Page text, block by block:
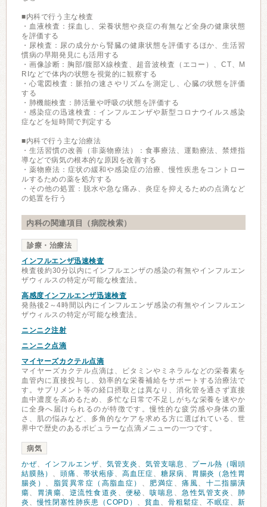
■内科で行う主な検査
・血液検査：採血し、栄養状態や炎症の有無など全身の健康状態
を評価する
・尿検査：尿の成分から腎臓の健康状態を評価するほか、生活習
慣病の早期発見にも活用する
・画像診断：胸部/腹部X線検査、超音波検査（エコー）、CT、M
RIなどで体内の状態を視覚的に観察する
・心電図検査：脈拍の速さやリズムを測定し、心臓の状態を評価
する
・肺機能検査：肺活量や呼吸の状態を評価する
・感染症の迅速検査：インフルエンザや新型コロナウイルス感染
症などを短時間で判定する
■内科で行う主な治療法
・生活習慣の改善（非薬物療法）：食事療法、運動療法、禁煙指
導などで病気の根本的な原因を改善する
・薬物療法：症状の緩和や感染症の治療、慢性疾患をコントロー
ルするための薬を処方する
・その他の処置：脱水や急な痛み、炎症を抑えるための点滴など
の処置を行う
内科の関連項目（病院検索）
診療・治療法
インフルエンザ迅速検査
検査後約30分以内にインフルエンザの感染の有無やインフルエン
ザウィルスの特定が可能な検査法。
高感度インフルエンザ迅速検査
発熱後2～4時間以内にインフルエンザ感染の有無やインフルエン
ザウィルスの特定が可能な検査法。
ニンニク注射
ニンニク点滴
マイヤーズカクテル点滴
マイヤーズカクテル点滴は、ビタミンやミネラルなどの栄養素を
血管内に直接投与し、効率的な栄養補給をサポートする治療法で
す。サプリメント等の経口摂取とは異なり、消化管を通さず直接
血中濃度を高めるため、多忙な日常で不足しがちな栄養を速やか
に全身へ届けられるのが特徴です。慢性的な疲労感や身体の重
さ、肌の悩みなど、多角的なケアを求める方に選ばれている、世
界中で歴史のあるポピュラーな点滴メニューの一つです。
病気
かぜ、 インフルエンザ、 気管支炎 、 気管支喘息 、
プール熱（咽頭
結膜熱） 、 頭痛 、 帯状疱疹、 高血圧症、 糖尿病、
胃腸炎（急性胃
腸炎） 、 脂質異常症（高脂血症） 、 肥満症 、痛風、 十二指腸潰
瘍、 胃潰瘍、 逆流性食道炎 、 便秘 、咳喘息 、急性気管支炎 、 肺
炎 、慢性閉塞性肺疾患（COPD） 、貧血 、骨粗鬆症、不眠症、新